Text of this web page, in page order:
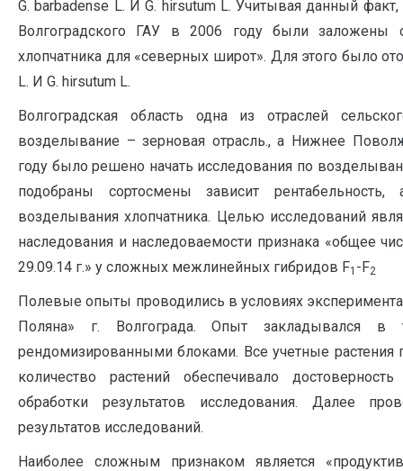
G. barbadense L. И G. hirsutum L. Учитывая данный
Волгоградского ГАУ в 2006 году были заложены
хлопчатника для «северных широт». Для этого было
L. И G. hirsutum L.
Волгоградская область одна из отраслей
возделывание – зерновая отрасль., а Нижнее
году было решено начать исследования по
подобраны сортосмены зависит рентабельность,
возделывания хлопчатника. Целью исследований
наследования и наследоваемости признака «общее
29.09.14 г.» у сложных межлинейных гибридов F1 -F2
Полевые опыты проводились в условиях
Поляна» г. Волгограда. Опыт закладывался в
рендомизированными блоками. Все учетные растения
количество растений обеспечивало достоверность
обработки результатов исследования. Далее
результатов исследований.
Наиболее сложным признаком является